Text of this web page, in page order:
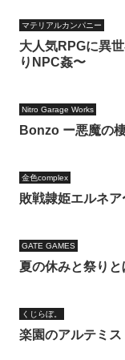
マテリアルカンパニー
大人気RPGに異
りNPC姦〜
Nitro Garage Works
Bonzo ー悪魔の
金色complex
敗戦隷姫エルネ
GATE GAMES
夏の休みと祭りと
くじらぼ。
楽園のアルテミス